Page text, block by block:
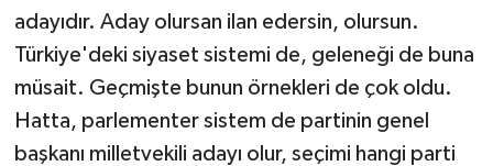
adayıdır. Aday olursan ilan edersin, olursun.
Türkiye'deki siyaset sistemi de, geleneği de buna
müsait. Geçmişte bunun örnekleri de çok oldu.
Hatta, parlementer sistem de partinin genel
başkanı milletvekili adayı olur, seçimi hangi parti